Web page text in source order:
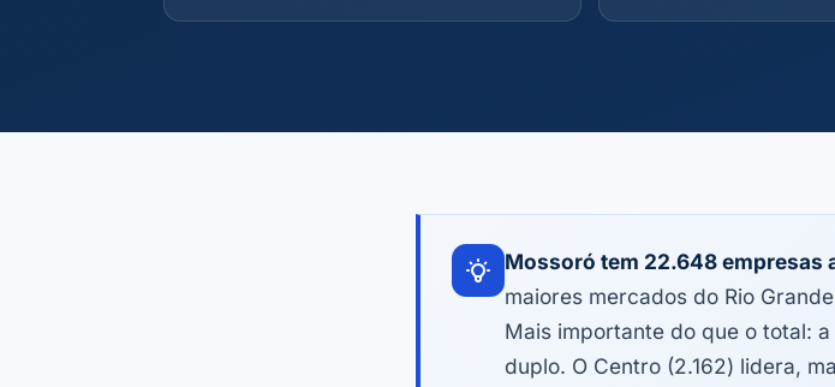
Mossoró tem 22.648 empresas
maiores mercados do Rio
Mais importante do que o total:
duplo. O Centro (2.162) lidera,